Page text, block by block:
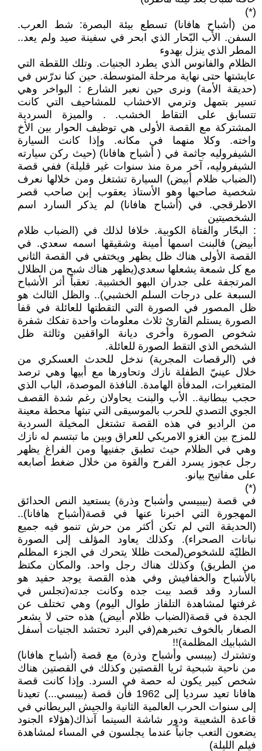
(*)
من (أشباح هافانا) تسطع بيئة البصرة: شط العرب.
السفن. الأب البّحار الذي ابحر في سفينة صيد ولم يعد..
المطر الذي ينزل بهدوء
الظلام والفانوس الذي يطرد الجنيات. وتلك اللقطة التي
عايشتها حتى نهاية مرحلة المتوسطة. حين كنا ندرّس في
(حديقة الأمة) ونرى حين نعبر الشارع : البواخر وهي
تسير بتمهل وترمي الاخشاب للمشاحيف التي كانت
تتسابق على التقاط الخشب. . والميزة السردية
المشتركة مع القصة الأولى هي توظيف الحوار بين الأخ
واخته. وكلا منهما في مكانه. وإذا كانت السيارة
الشيفروليه جاثمة في ( أشباح هافانا) (حيث ركن سيارته
الشيفروليه، آخر مرة منذ سنوات غير قليلة) ففي قصة
(الضباب ظلام أبيض) السيارة تشتغل ومن خلالها نعرف
شخصية صاحبها وهو الأستاذ يعقوب إبن صاحب قصر
الاطرقجي. في (أشباح هافانا) لم يذكر السارد اسم
الشخصيتين
: البحّار والفتاة الكوبية. خلافا لذلك في (الضباب ظلام
أبيض) فالبنت اسمها أمينة وشقيقها اسمه سعدي. في
القصة الأولى هناك ظل يظهر ويختفي في القصة الثاني
مع كل شمعة يشعلها سعدي(يظهر هناك شبح من الظلال
المرتجفة على جدران البهو الخشبية. تعقباً أثر الأشباح
السبعة على درجات السلم الخشبي).. والظل الثالث هو
ظل المصور في الصورة التي التقطتها للعائلة في قفا
الصورة يستلم القارئ ثلاث معلومات واحدة تفكك شفرة
شخوص الصورة وأخرى ديانة الواقفين وثالثة ظل
الشخص الذي التقط الصورة للعائلة.
في (الرقصات المجرية) ندخل للحدث العسكري من
خلال عينيّ الطفلة نازك وتحاورها مع أبيها وهي ترصد
المتغيرات، المدفأة الهامدة. النافذة الموصدة، الباب الذي
حجب ببطانية.. الأب والبنت يحاولان رغم شدة القصف
الجوي التصدي للحرب بالموسيقى التي تبثها محطة معينة
من الراديو في هذه القصة تشتغل المخيلة السردية
للمزج بين الغزو الامريكي للعراق وبين ما تبتسم له نازك
وهي في الظلام حيث تطبق جفنيها ومن الفراغ يظهر
رجل عجوز يسرد الفرح والقوة من خلال ضغط أصابعه
على مفاتيح بيانو.
(*)
في قصة (بيبيسي وأشباح وذرة) يستعيد النص الحدائق
المهجورة التي اخبرنا عنها في قصة(أشباح هافانا)..
(الحديقة التي لم تكن أكثر من حرش تنمو فيه جميع
نباتات الصحراء). وكذلك يعاود المؤلف إلى الصورة
الظليّة للشخوص(لمحت ظللا يتحرك في الجزء المظلم
من الطريق) وكذلك هناك رجل واحد. والمكان مكتظ
بالأشباح والخفافيش وفي هذه القصة يوجد حفيد هو
السارد وقد قصد بيت جده وكانت جدته(تجلس في
غرفتها لمشاهدة التلفاز طوال اليوم) وهي تختلف عن
الجدة في قصة(الضباب ظلام أبيض) هذه حتى لا يشعر
الصغار بالخوف تخبرهم(في البرد تحتشد الجنيات أسفل
الشبابيك المظلمة)!!
وتشترك (بيبسي وأشباح وذرة) مع قصة (أشباح هافانا)
من ناحية شبحية ثريا القصتين وكذلك في القصتين هناك
شخص كبير يكون له حصة في السرد. وإذا كانت قصة
هافانا تعيد سرديا إلى 1962 فأن قصة (بيبسي...) تعيدنا
إلى سنوات الحرب العالمية الثانية والجيش البريطاني في
قاعدة الشعيبة ودور شاشة السينما آنذاك(هؤلاء الجنود
يضعون التعب جانباً عندما يجلسون في المساء لمشاهدة
فيلم الليلة)